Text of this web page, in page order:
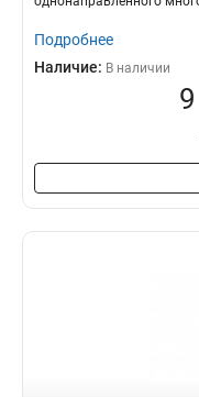
Подробнее
Наличие: В наличии